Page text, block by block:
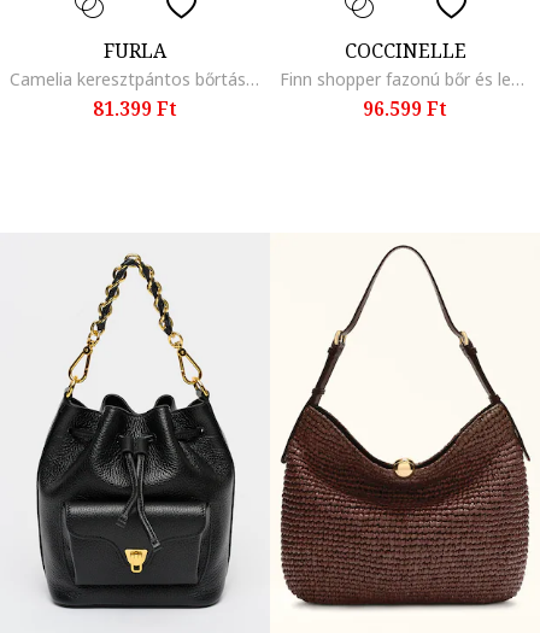
FURLA
Camelia keresztpántos bőrtáska, Fekete
81.399 Ft
COCCINELLE
Finn shopper fazonú bőr és lenvászon táska, Fekete/Krémszín
96.599 Ft